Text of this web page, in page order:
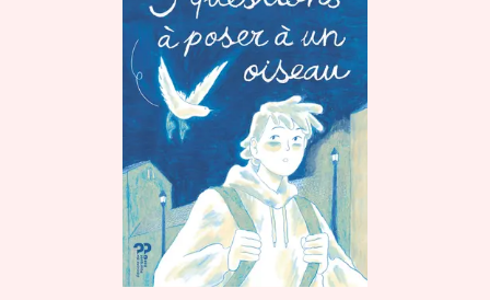
Contes d'ici et d'ailleurs
Fable, mythe, littérature et poésie
Princesses et princes, rois, reines et dragons
Ogres, monstres et sorcières